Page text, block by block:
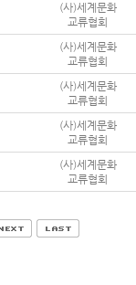
(사)세계문화
교류협회
(사)세계문화
교류협회
(사)세계문화
교류협회
(사)세계문화
교류협회
(사)세계문화
교류협회